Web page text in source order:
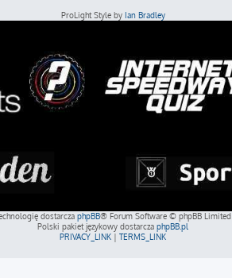
ProLight Style by Ian Bradley
dostarcza phpBB® Forum Software © phpBB Limited
Polski pakiet językowy dostarcza phpBB.pl
PRIVACY_LINK | TERMS_LINK